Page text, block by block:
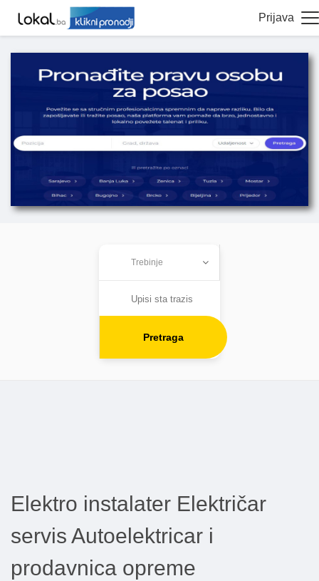
Prijava
Pretraga
Elektro instalater Električar
servis Autoelektricar i
prodavnica opreme